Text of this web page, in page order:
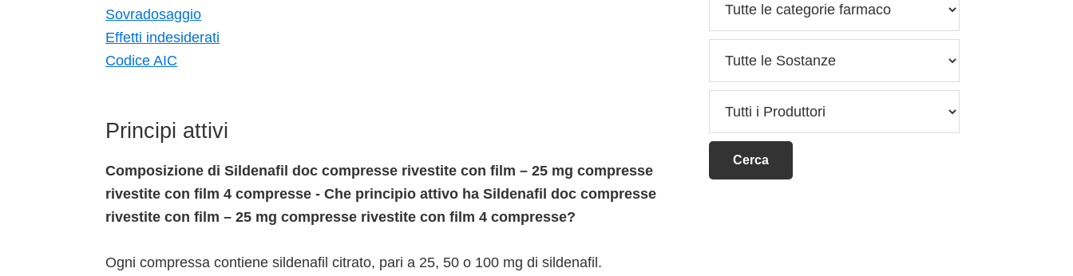
Sovradosaggio
Effetti indesiderati
Codice AIC
Principi attivi
Composizione di Sildenafil doc compresse rivestite con film – 25 mg compresse
rivestite con film 4 compresse - Che principio attivo ha Sildenafil doc compresse
rivestite con film – 25 mg compresse rivestite con film 4 compresse?
Ogni compressa contiene sildenafil citrato, pari a 25, 50 o 100 mg di sildenafil.